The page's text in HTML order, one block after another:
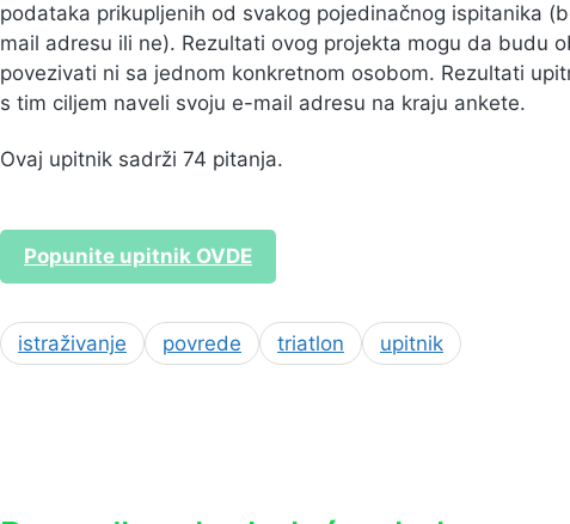
podataka prikupljenih od svakog pojedinačnog ispitanika
mail adresu ili ne). Rezultati ovog projekta mogu da budu
povezivati ni sa jednom konkretnom osobom. Rezultati
s tim ciljem naveli svoju e-mail adresu na kraju ankete.
Ovaj upitnik sadrži 74 pitanja.
Popunite upitnik OVDE
istraživanje povrede triatlon upitnik